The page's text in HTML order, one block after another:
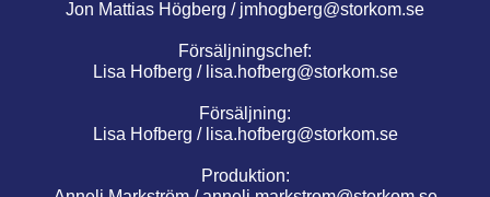
Jon Mattias Högberg / jmhogberg@storkom.se
Försäljningschef:
Lisa Hofberg / lisa.hofberg@storkom.se
Försäljning:
Lisa Hofberg / lisa.hofberg@storkom.se
Produktion: